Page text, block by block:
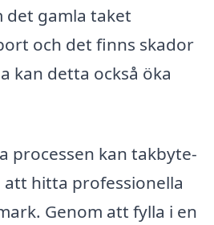
det gamla taket
och det finns skador
kan detta också öka
processen kan takbyte-
att hitta professionella
Genom att fylla i en